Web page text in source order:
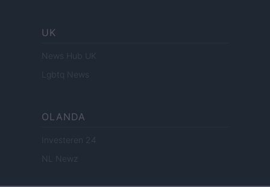
UK
News Hub UK
Lgbtq News
OLANDA
Investeren 24
NL Newz